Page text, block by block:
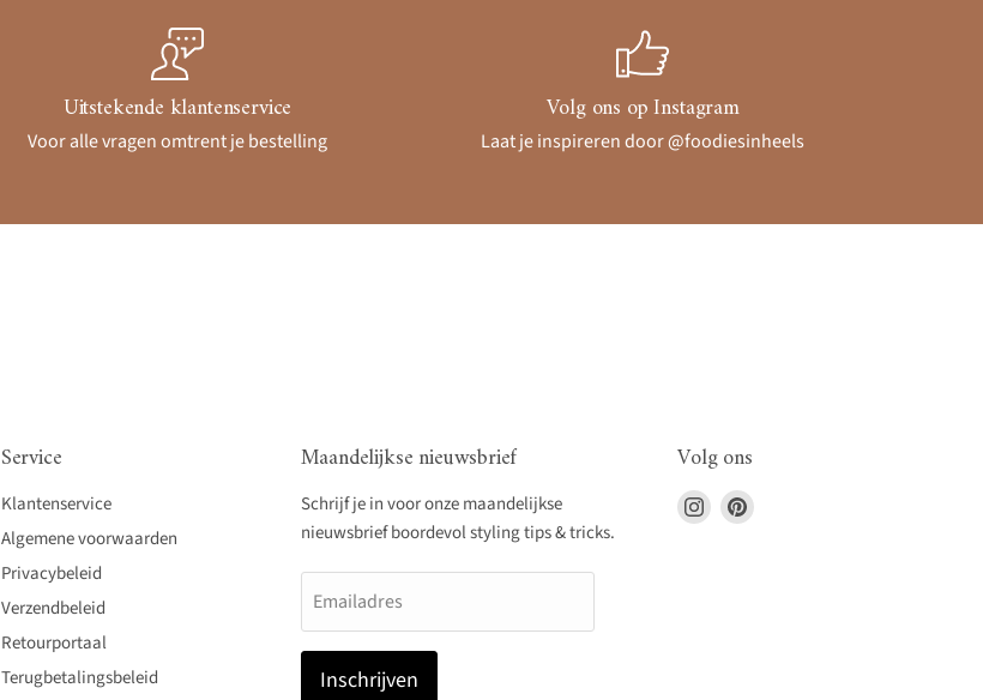
Uitstekende klantenservice
Voor alle vragen omtrent je bestelling
Volg ons op Instagram
Laat je inspireren door @foodiesinheels
Service
Klantenservice
Algemene voorwaarden
Privacybeleid
Verzendbeleid
Retourportaal
Terugbetalingsbeleid
Maandelijkse nieuwsbrief
Schrijf je in voor onze maandelijkse
nieuwsbrief boordevol styling tips & tricks.
Emailadres
Inschrijven
Volg ons
Vind
ons
Vind